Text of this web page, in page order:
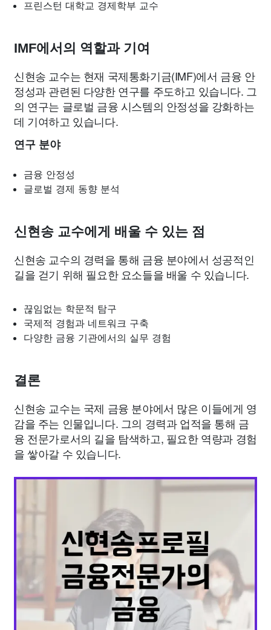
프린스턴 대학교 경제학부 교수
IMF에서의 역할과 기여
신현송 교수는 현재 국제통화기금(IMF)에서 금융 안
정성과 관련된 다양한 연구를 주도하고 있습니다. 그
의 연구는 글로벌 금융 시스템의 안정성을 강화하는
데 기여하고 있습니다.
연구 분야
금융 안정성
글로벌 경제 동향 분석
신현송 교수에게 배울 수 있는 점
신현송 교수의 경력을 통해 금융 분야에서 성공적인
길을 걷기 위해 필요한 요소들을 배울 수 있습니다.
끊임없는 학문적 탐구
국제적 경험과 네트워크 구축
다양한 금융 기관에서의 실무 경험
결론
신현송 교수는 국제 금융 분야에서 많은 이들에게 영
감을 주는 인물입니다. 그의 경력과 업적을 통해 금
융 전문가로서의 길을 탐색하고, 필요한 역량과 경험
을 쌓아갈 수 있습니다.